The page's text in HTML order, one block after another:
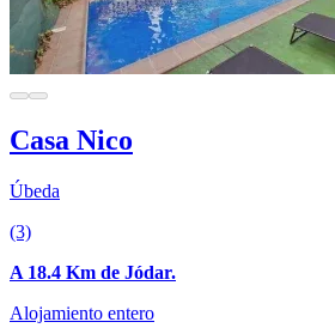
Casa Nico
Úbeda
(3)
A 18.4 Km de Jódar.
Alojamiento entero